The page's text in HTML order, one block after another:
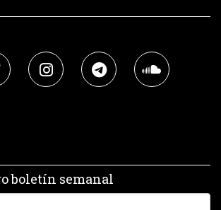
boletín semanal